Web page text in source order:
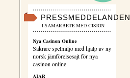
PRESSMEDDELANDEN
I SAMARBETE MED CISION
Nya Casinon Online
Säkrare spelmiljö med hjälp av ny
norsk jämförelsesajt för nya
casinon online
AIAR